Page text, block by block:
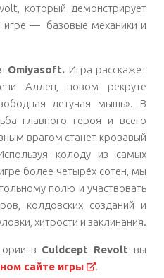
который демонстрирует
игре — базовые механики и
Omiyasoft. Игра расскажет
Аллен, новом рекруте
летучая мышь». В
главного героя и всего
врагом станет кровавый
колоду из самых
более четырёх сотен, мы
полю и участвовать
колдовских созданий и
хитрости и заклинания.
в Culdcept Revolt вы
сайте игры .